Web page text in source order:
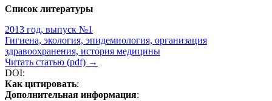
Список литературы
2013 год, выпуск №1
Гигиена, экология, эпидемиология, организация
здравоохранения, история медицины
Читать статью (pdf) →
DOI:
Как цитировать:
Дополнительная информация: